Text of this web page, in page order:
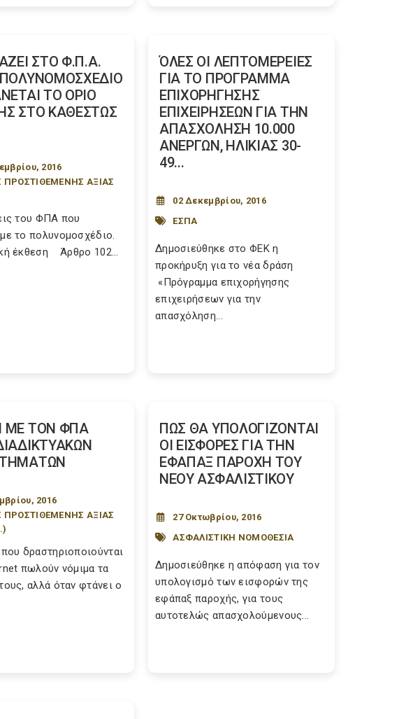
ΣΤΟ Φ.Π.Α.
ΤΟ ΟΡΙΟ
ΣΤΟ ΚΑΘΕΣΤΩΣ
2016
ΠΡΟΣΤΙΘΕΜΕΝΗΣ ΑΞΙΑΣ
του ΦΠΑ που
το πολυνομοσχέδιο.
έκθεση Άρθρο 102...
ΌΛΕΣ ΟΙ ΛΕΠΤΟΜΕΡΕΙΕΣ
ΓΙΑ ΤΟ ΠΡΟΓΡΑΜΜΑ
ΕΠΙΧΟΡΗΓΗΣΗΣ
ΕΠΙΧΕΙΡΗΣΕΩΝ ΓΙΑ ΤΗΝ
ΑΠΑΣΧΟΛΗΣΗ 10.000
ΑΝΕΡΓΩΝ, ΗΛΙΚΙΑΣ 30-
49...
02 Δεκεμβρίου, 2016
ΕΣΠΑ
Δημοσιεύθηκε στο ΦΕΚ η
προκήρυξη για το νέα δράση
«Πρόγραμμα επιχορήγησης
επιχειρήσεων για την
απασχόληση...
ΜΕ ΤΟΝ ΦΠΑ
2016
ΠΡΟΣΤΙΘΕΜΕΝΗΣ ΑΞΙΑΣ
που δραστηριοποιούνται
πωλούν νόμιμα τα
αλλά όταν φτάνει ο
ΠΩΣ ΘΑ ΥΠΟΛΟΓΙΖΟΝΤΑΙ
ΟΙ ΕΙΣΦΟΡΕΣ ΓΙΑ ΤΗΝ
ΕΦΑΠΑΞ ΠΑΡΟΧΗ ΤΟΥ
ΝΕΟΥ ΑΣΦΑΛΙΣΤΙΚΟΥ
27 Οκτωβρίου, 2016
ΑΣΦΑΛΙΣΤΙΚΗ ΝΟΜΟΘΕΣΙΑ
Δημοσιεύθηκε η απόφαση για τον
υπολογισμό των εισφορών της
εφάπαξ παροχής, για τους
αυτοτελώς απασχολούμενους...